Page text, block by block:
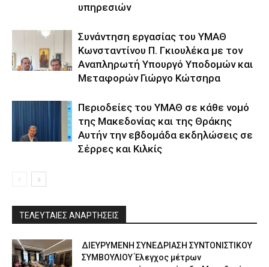
υπηρεσιών
Συνάντηση εργασίας του ΥΜΑΘ
Κωνσταντίνου Π. Γκιουλέκα με τον
Αναπληρωτή Υπουργό Υποδομών και
Μεταφορών Γιώργο Κώτσηρα
Περιοδείες του ΥΜΑΘ σε κάθε νομό
της Μακεδονίας και της Θράκης
Αυτήν την εβδομάδα εκδηλώσεις σε
Σέρρες και Κιλκίς
ΤΕΛΕΥΤΑΙΕΣ ΑΝΑΡΤΗΣΕΙΣ
ΔΙΕΥΡΥΜΕΝΗ ΣΥΝΕΔΡΙΑΣΗ ΣΥΝΤΟΝΙΣΤΙΚΟΥ
ΣΥΜΒΟΥΛΙΟΥ Έλεγχος μέτρων